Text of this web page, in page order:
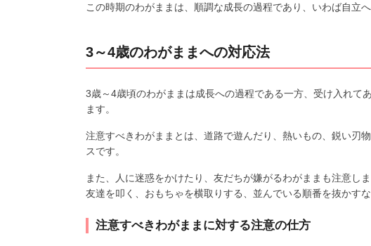
この時期のわがままは、順調な成長の過程であり、いわば自立
3～4歳のわがままへの対応法
3歳～4歳頃のわがままは成長への過程である一方、受け入れて
ます。
注意すべきわがままとは、道路で遊んだり、熱いもの、鋭い刃
スです。
また、人に迷惑をかけたり、友だちが嫌がるわがままも注意し
友達を叩く、おもちゃを横取りする、並んでいる順番を抜かす
注意すべきわがままに対する注意の仕方